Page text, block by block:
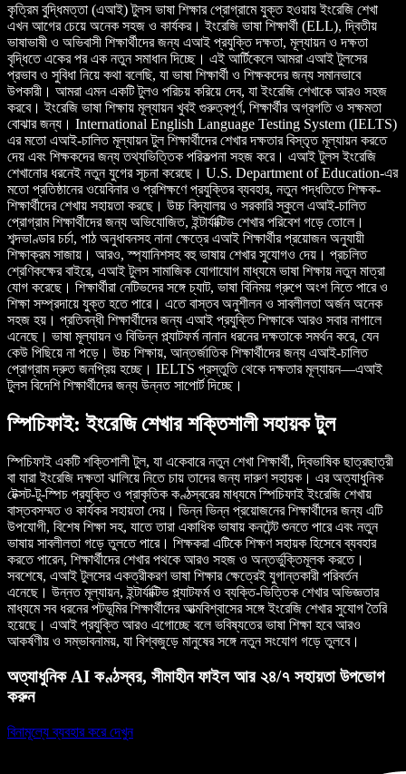
কৃত্রিম বুদ্ধিমত্তা (এআই) টুলস ভাষা শিক্ষার প্রোগ্রামে যুক্ত হওয়ায় ইংরেজি শেখা
এখন আগের চেয়ে অনেক সহজ ও কার্যকর। ইংরেজি ভাষা শিক্ষার্থী (ELL), দ্বিতীয়
ভাষাভাষী ও অভিবাসী শিক্ষার্থীদের জন্য এআই প্রযুক্তি দক্ষতা, মূল্যায়ন ও দক্ষতা
বৃদ্ধিতে একের পর এক নতুন সমাধান দিচ্ছে। এই আর্টিকেলে আমরা এআই টুলসের
প্রভাব ও সুবিধা নিয়ে কথা বলেছি, যা ভাষা শিক্ষার্থী ও শিক্ষকদের জন্য সমানভাবে
উপকারী। আমরা এমন একটি টুলও পরিচয় করিয়ে দেব, যা ইংরেজি শেখাকে আরও সহজ
করবে। ইংরেজি ভাষা শিক্ষায় মূল্যায়ন খুবই গুরুত্বপূর্ণ, শিক্ষার্থীর অগ্রগতি ও সক্ষমতা
বোঝার জন্য। International English Language Testing System (IELTS)
এর মতো এআই-চালিত মূল্যায়ন টুল শিক্ষার্থীদের শেখার দক্ষতার বিস্তৃত মূল্যায়ন করতে
দেয় এবং শিক্ষকদের জন্য তথ্যভিত্তিক পরিকল্পনা সহজ করে। এআই টুলস ইংরেজি
শেখানোর ধরনেই নতুন যুগের সূচনা করেছে। U.S. Department of Education-এর
মতো প্রতিষ্ঠানের ওয়েবিনার ও প্রশিক্ষণে প্রযুক্তির ব্যবহার, নতুন পদ্ধতিতে শিক্ষক-
শিক্ষার্থীদের শেখায় সহায়তা করছে। উচ্চ বিদ্যালয় ও সরকারি স্কুলে এআই-চালিত
প্রোগ্রাম শিক্ষার্থীদের জন্য অভিযোজিত, ইন্টার্যাক্টিভ শেখার পরিবেশ গড়ে তোলে।
শব্দভাণ্ডার চর্চা, পাঠ অনুধাবনসহ নানা ক্ষেত্রে এআই শিক্ষার্থীর প্রয়োজন অনুযায়ী
শিক্ষাক্রম সাজায়। আরও, স্প্যানিশসহ বহু ভাষায় শেখার সুযোগও দেয়। প্রচলিত
শ্রেণিকক্ষের বাইরে, এআই টুলস সামাজিক যোগাযোগ মাধ্যমে ভাষা শিক্ষায় নতুন মাত্রা
যোগ করেছে। শিক্ষার্থীরা নেটিভদের সঙ্গে চ্যাট, ভাষা বিনিময় গ্রুপে অংশ নিতে পারে ও
শিক্ষা সম্প্রদায়ে যুক্ত হতে পারে। এতে বাস্তব অনুশীলন ও সাবলীলতা অর্জন অনেক
সহজ হয়। প্রতিবন্ধী শিক্ষার্থীদের জন্য এআই প্রযুক্তি শিক্ষাকে আরও সবার নাগালে
এনেছে। ভাষা মূল্যায়ন ও বিভিন্ন প্ল্যাটফর্ম নানান ধরনের দক্ষতাকে সমর্থন করে, যেন
কেউ পিছিয়ে না পড়ে। উচ্চ শিক্ষায়, আন্তর্জাতিক শিক্ষার্থীদের জন্য এআই-চালিত
প্রোগ্রাম দ্রুত জনপ্রিয় হচ্ছে। IELTS প্রস্তুতি থেকে দক্ষতার মূল্যায়ন—এআই
টুলস বিদেশি শিক্ষার্থীদের জন্য উন্নত সাপোর্ট দিচ্ছে।
স্পিচিফাই: ইংরেজি শেখার শক্তিশালী সহায়ক টুল
স্পিচিফাই একটি শক্তিশালী টুল, যা একেবারে নতুন শেখা শিক্ষার্থী, দ্বিভাষিক ছাত্রছাত্রী
বা যারা ইংরেজি দক্ষতা ঝালিয়ে নিতে চায় তাদের জন্য দারুণ সহায়ক। এর অত্যাধুনিক
টেক্সট-টু-স্পিচ প্রযুক্তি ও প্রাকৃতিক কণ্ঠস্বরের মাধ্যমে স্পিচিফাই ইংরেজি শেখায়
বাস্তবসম্মত ও কার্যকর সহায়তা দেয়। ভিন্ন ভিন্ন প্রয়োজনের শিক্ষার্থীদের জন্য এটি
উপযোগী, বিশেষ শিক্ষা সহ, যাতে তারা একাধিক ভাষায় কনটেন্ট শুনতে পারে এবং নতুন
ভাষায় সাবলীলতা গড়ে তুলতে পারে। শিক্ষকরা এটিকে শিক্ষণ সহায়ক হিসেবে ব্যবহার
করতে পারেন, শিক্ষার্থীদের শেখার পথকে আরও সহজ ও অন্তর্ভুক্তিমূলক করতে।
সবশেষে, এআই টুলসের একত্রীকরণ ভাষা শিক্ষার ক্ষেত্রেই যুগান্তকারী পরিবর্তন
এনেছে। উন্নত মূল্যায়ন, ইন্টার্যাক্টিভ প্ল্যাটফর্ম ও ব্যক্তি-ভিত্তিক শেখার অভিজ্ঞতার
মাধ্যমে সব ধরনের পটভূমির শিক্ষার্থীদের আত্মবিশ্বাসের সঙ্গে ইংরেজি শেখার সুযোগ তৈরি
হয়েছে। এআই প্রযুক্তি আরও এগোচ্ছে বলে ভবিষ্যতের ভাষা শিক্ষা হবে আরও
আকর্ষণীয় ও সম্ভাবনাময়, যা বিশ্বজুড়ে মানুষের সঙ্গে নতুন সংযোগ গড়ে তুলবে।
অত্যাধুনিক AI কণ্ঠস্বর, সীমাহীন ফাইল আর ২৪/৭ সহায়তা উপভোগ
করুন
বিনামূল্যে ব্যবহার করে দেখুন